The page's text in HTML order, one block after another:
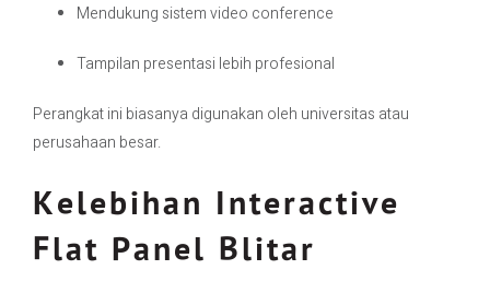
Mendukung sistem video conference
Tampilan presentasi lebih profesional
Perangkat ini biasanya digunakan oleh universitas atau
perusahaan besar.
Kelebihan Interactive
Flat Panel Blitar